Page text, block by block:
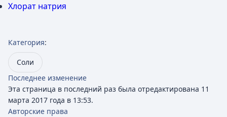
Хлорат натрия
Категория:
Соли
Последнее изменение
Эта страница в последний раз была отредактирована 11
марта 2017 года в 13:53.
Авторские права